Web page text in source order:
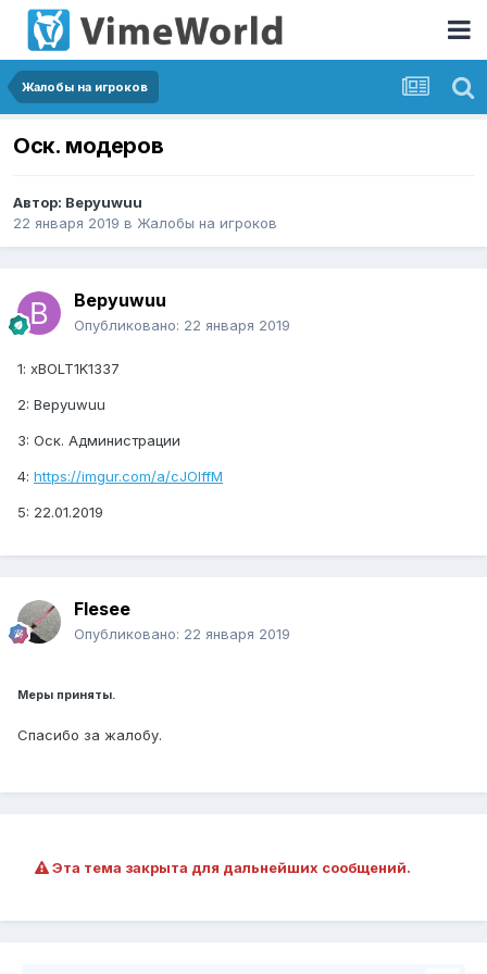
Жалобы на игроков
Оск. модеров
Автор: Bepyuwuu
22 января 2019 в Жалобы на игроков
Bepyuwuu
Опубликовано: 22 января 2019
1: xBOLT1K1337
2: Bepyuwuu
3: Оск. Администрации
4: https://imgur.com/a/cJOlffM
5: 22.01.2019
Flesee
Опубликовано: 22 января 2019
Меры приняты.
Спасибо за жалобу.
Эта тема закрыта для дальнейших сообщений.